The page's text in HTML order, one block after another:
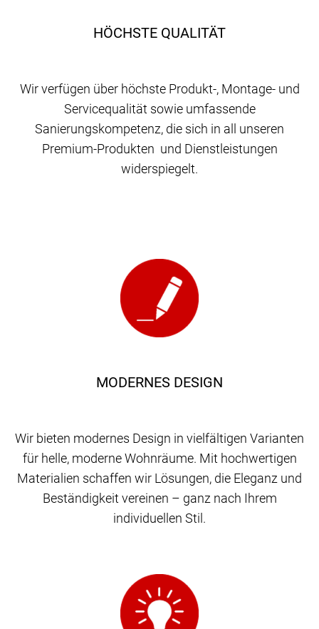
HÖCHSTE QUALITÄT
Wir verfügen über höchste Produkt-, Montage- und
Servicequalität sowie umfassende
Sanierungskompetenz, die sich in all unseren
Premium-Produkten und Dienstleistungen
widerspiegelt.
MODERNES DESIGN
Wir bieten modernes Design in vielfältigen Varianten
für helle, moderne Wohnräume. Mit hochwertigen
Materialien schaffen wir Lösungen, die Eleganz und
Beständigkeit vereinen – ganz nach Ihrem
individuellen Stil.